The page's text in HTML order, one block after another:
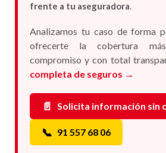
frente a tu aseguradora.
Analizamos tu caso de forma
ofrecerte la cobertura
compromiso y con total
completa de seguros →
📄 Solicita información sin
📞 91 557 68 06